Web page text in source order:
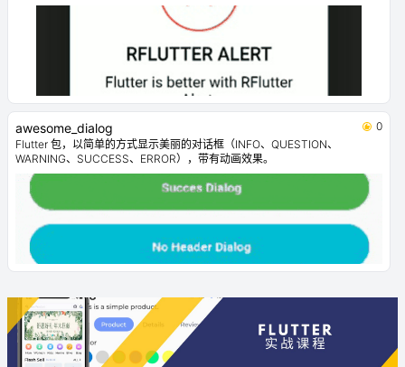
awesome_dialog
0
Flutter 包，以简单的方式显示美丽的对话框（INFO、QUESTION、
WARNING、SUCCESS、ERROR），带有动画效果。